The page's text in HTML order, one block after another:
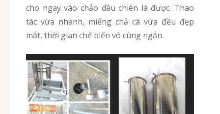
cho ngay vào chảo dầu chiên là được. Thao
tác vừa nhanh, miếng chả cá vừa đều đẹp
mắt, thời gian chế biến vô cùng ngắn.